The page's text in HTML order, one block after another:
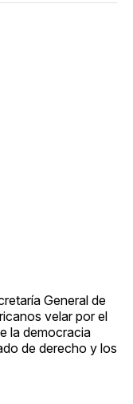
General de
velar por el
la democracia
de derecho y los